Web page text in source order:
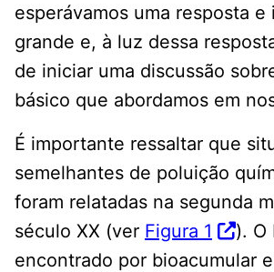
esperávamos uma resposta e
grande e, à luz dessa
de iniciar uma discussão
básico que abordamos em
É importante ressaltar que
semelhantes de poluição
foram relatadas na segunda
século XX (ver Figura 1
). O
encontrado por bioacumular